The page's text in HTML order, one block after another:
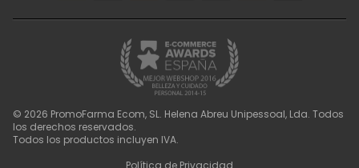
© 2026 PromoFarma Ecom, SL. Helena Abreu Unipessoal, Lda. Todos
los derechos reservados.
Todos los productos incluyen IVA.